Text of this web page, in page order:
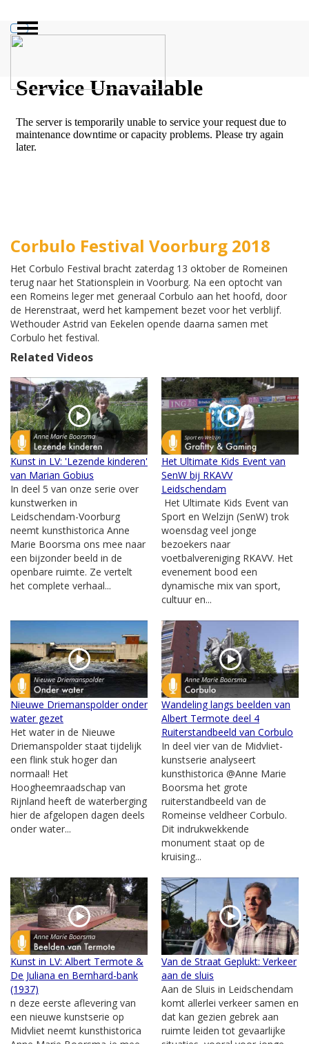
Corbulo Festival Voorburg 2018
Het Corbulo Festival bracht zaterdag 13 oktober de Romeinen
terug naar het Stationsplein in Voorburg. Na een optocht van
een Romeins leger met generaal Corbulo aan het hoofd, door
de Herenstraat, werd het kampement bezet voor het verblijf.
Wethouder Astrid van Eekelen opende daarna samen met
Corbulo het festival.
Related Videos
Kunst in LV: 'Lezende kinderen'
van Marian Gobius
In deel 5 van onze serie over
kunstwerken in
Leidschendam-Voorburg
neemt kunsthistorica Anne
Marie Boorsma ons mee naar
een bijzonder beeld in de
openbare ruimte. Ze vertelt
het complete verhaal...
Het Ultimate Kids Event van
SenW bij RKAVV
Leidschendam
Het Ultimate Kids Event van
Sport en Welzijn (SenW) trok
woensdag veel jonge
bezoekers naar
voetbalvereniging RKAVV. Het
evenement bood een
dynamische mix van sport,
cultuur en...
Nieuwe Driemanspolder onder
water gezet
Het water in de Nieuwe
Driemanspolder staat tijdelijk
een flink stuk hoger dan
normaal! Het
Hoogheemraadschap van
Rijnland heeft de waterberging
hier de afgelopen dagen deels
onder water...
Wandeling langs beelden van
Albert Termote deel 4
Ruiterstandbeeld van Corbulo
In deel vier van de Midvliet-
kunstserie analyseert
kunsthistorica @Anne Marie
Boorsma het grote
ruiterstandbeeld van de
Romeinse veldheer Corbulo.
Dit indrukwekkende
monument staat op de
kruising...
Kunst in LV: Albert Termote &
De Juliana en Bernhard-bank
(1937)
n deze eerste aflevering van
een nieuwe kunstserie op
Midvliet neemt kunsthistorica
Van de Straat Geplukt: Verkeer
aan de sluis
Aan de Sluis in Leidschendam
komt allerlei verkeer samen en
dat kan gezien gebrek aan
ruimte leiden tot gevaarlijke